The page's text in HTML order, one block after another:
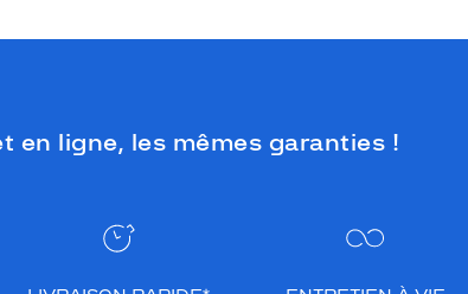
en ligne, les mêmes garanties !